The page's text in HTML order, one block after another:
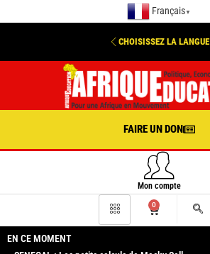
Français ▼
CHOISISSEZ LA LANGUE
FAIRE UN DON
Mon compte
0
EN CE MOMENT